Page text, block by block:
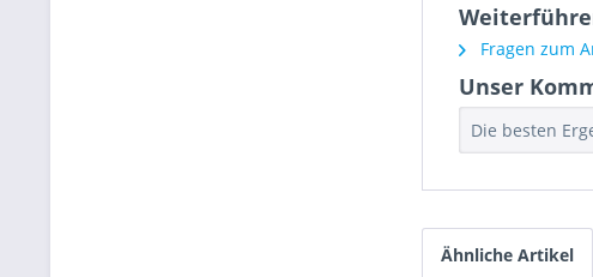
Fragen zum
Unser
Die besten
Ähnliche Artikel